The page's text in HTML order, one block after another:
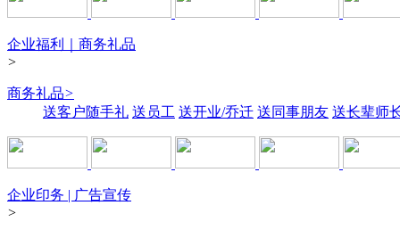
企业福利｜商务礼品
>
商务礼品>
送客户随手礼 送员工 送开业/乔迁 送同事朋友 送长辈师
企业印务 | 广告宣传
>